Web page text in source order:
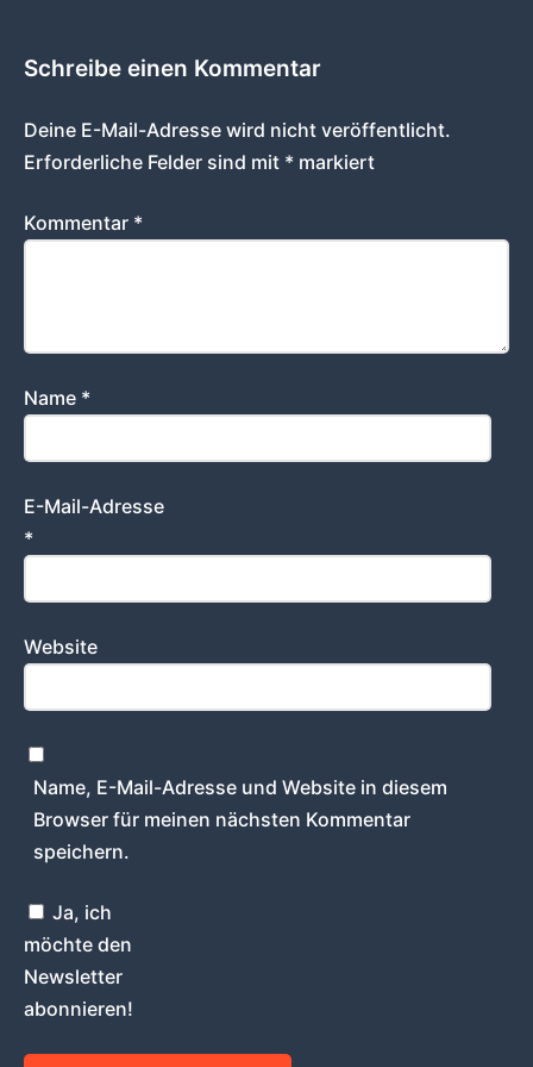
Schreibe einen Kommentar
Deine E-Mail-Adresse wird nicht veröffentlicht.
Erforderliche Felder sind mit * markiert
Kommentar *
Name *
E-Mail-Adresse
*
Website
Name, E-Mail-Adresse und Website in diesem
Browser für meinen nächsten Kommentar
speichern.
Ja, ich
möchte den
Newsletter
abonnieren!